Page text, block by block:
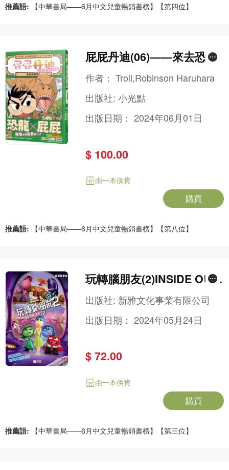
推薦語: 【中華書局——6月中文兒童暢銷書榜】【第四位】
屁屁丹迪(06)——來去恐龍
島！
作者：Troll,Robinson Haruhara
出版社:小光點
出版日期：2024年06月01日
$ 100.00
由一本供貨
購買
推薦語: 【中華書局——6月中文兒童暢銷書榜】【第八位】
玩轉腦朋友(2)INSIDE OUT
2 (圖畫故事版)-迪士尼電影
故事
出版社: 新雅文化事業有限公司
出版日期：2024年05月24日
$ 72.00
由一本供貨
購買
推薦語: 【中華書局——6月中文兒童暢銷書榜】【第三位】